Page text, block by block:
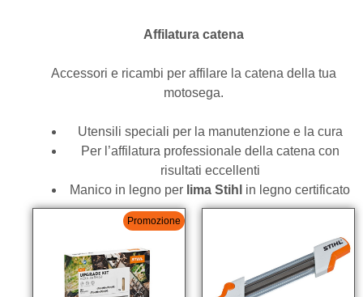
Affilatura catena
Accessori e ricambi per affilare la catena della tua
motosega.
Utensili speciali per la manutenzione e la cura
Per l’affilatura professionale della catena con
risultati eccellenti
Manico in legno per lima Stihl in legno certificato
Promozione